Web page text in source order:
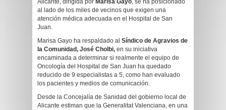
Alicante, dirigida por Marisa Gayo, se ha posicionado
al lado de los miles de vecinos que exigen una
atención médica adecuada en el Hospital de San
Juan.
Marisa Gayo ha respaldado al Síndico de Agravios de
la Comunidad, José Cholbi, en su iniciativa
encaminada a determinar si realmente el equipo de
Oncología del Hospital de San Juan ha quedado
reducido de 9 especialistas a 5, como han evaluado
los pacientes y medios de comunicación.
Desde la Concejalía de Sanidad del gobierno local de
Alicante estiman que la Generalitat Valenciana, en una